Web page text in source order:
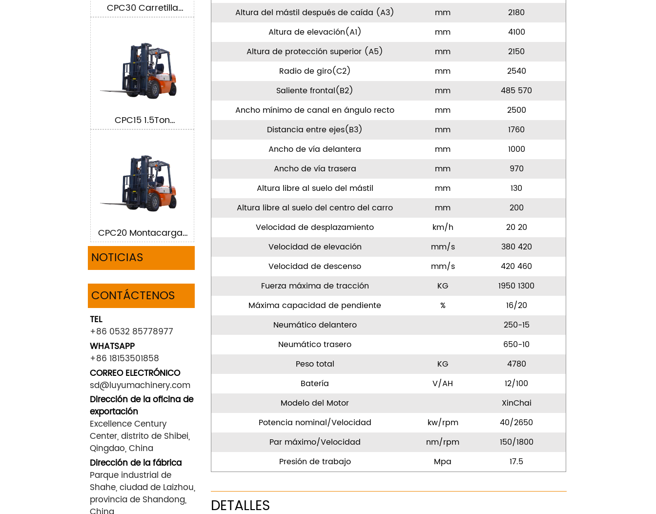
CPC30 Carretilla
elevadora de 3Ton
CPC15 1.5Ton
Montacargas
CPC20 Montacargas
de 2 toneladas
NOTICIAS
CONTÁCTENOS
TEL
+86 0532 85778977
WHATSAPP
+86 18153501858
CORREO ELECTRÓNICO
sd@luyumachinery.com
Dirección de la oficina de
exportación
Excellence Century
Center, distrito de Shibei,
Qingdao, China
Dirección de la fábrica
Parque industrial de
Shahe, ciudad de Laizhou,
provincia de Shandong,
Altura del mástil después de caída (A3)
mm
2180
Altura de elevación(A1)
mm
4100
Altura de protección superior (A5)
mm
2150
Radio de giro(C2)
mm
2540
Saliente frontal(B2)
mm
485 570
Ancho mínimo de canal en ángulo recto
mm
2500
Distancia entre ejes(B3)
mm
1760
Ancho de vía delantera
mm
1000
Ancho de vía trasera
mm
970
Altura libre al suelo del mástil
mm
130
Altura libre al suelo del centro del carro
mm
200
Velocidad de desplazamiento
km/h
20 20
Velocidad de elevación
mm/s
380 420
Velocidad de descenso
mm/s
420 460
Fuerza máxima de tracción
KG
1950 1300
Máxima capacidad de pendiente
%
16/20
Neumático delantero
250-15
Neumático trasero
650-10
Peso total
KG
4780
Batería
V/AH
12/100
Modelo del Motor
XinChai
Potencia nominal/Velocidad
kw/rpm
40/2650
Par máximo/Velocidad
nm/rpm
150/1800
Presión de trabajo
Mpa 17.5
DETALLES